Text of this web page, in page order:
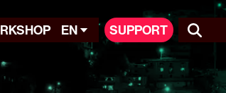
EN SUPPORT